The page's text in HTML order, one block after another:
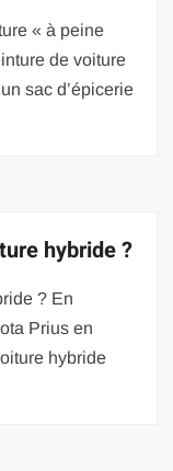
« à peine
de voiture
sac d’épicerie
hybride ?
? En
Prius en
hybride